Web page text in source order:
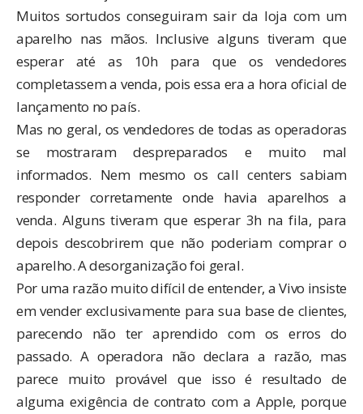
Muitos sortudos conseguiram sair da loja com um
aparelho nas mãos. Inclusive alguns tiveram que
esperar até as 10h para que os vendedores
completassem a venda, pois essa era a hora oficial de
lançamento no país.
Mas no geral, os vendedores de todas as operadoras
se mostraram despreparados e muito mal
informados. Nem mesmo os call centers sabiam
responder corretamente onde havia aparelhos a
venda. Alguns tiveram que esperar 3h na fila, para
depois descobrirem que não poderiam comprar o
aparelho. A desorganização foi geral.
Por uma razão muito difícil de entender, a Vivo insiste
em vender exclusivamente para sua base de clientes,
parecendo não ter aprendido com os erros do
passado. A operadora não declara a razão, mas
parece muito provável que isso é resultado de
alguma exigência de contrato com a Apple, porque